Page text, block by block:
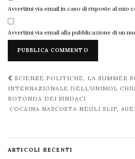
Avvertimi via email in caso di risposte al mio
Avvertimi via email alla pubblicazione di un
Navigazione
post
SCIENZE POLITICHE, LA SUMMER
INTERNAZIONALE DELL’UNIMOL
ROTONDA DEI SINDACI
COCAINA NASCOSTA NEGLI SLIP,
ARTICOLI RECENTI